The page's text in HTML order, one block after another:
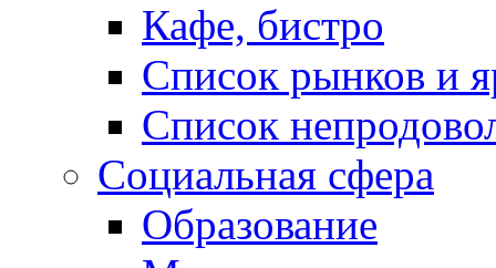
Кафе, бистро
Cписок рынков и
Список
Социальная сфера
Образование